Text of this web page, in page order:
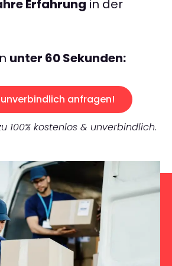
Erfahrung in der
unter 60 Sekunden:
anfragen!
100% kostenlos & unverbindlich.